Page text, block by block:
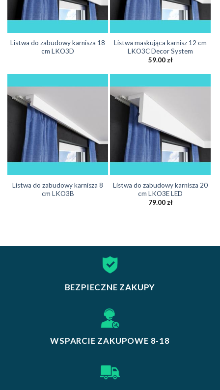
Listwa do zabudowy karnisza 18
cm LKO3D
Listwa maskująca karnisz 12 cm
LKO3C Decor System
59.00zł
Listwa do zabudowy karnisza 8
cm LKO3B
Listwa do zabudowy karnisza 20
cm LKO3E LED
79.00 zł
BEZPIECZNE ZAKUPY
WSPARCIE ZAKUPOWE 8-18